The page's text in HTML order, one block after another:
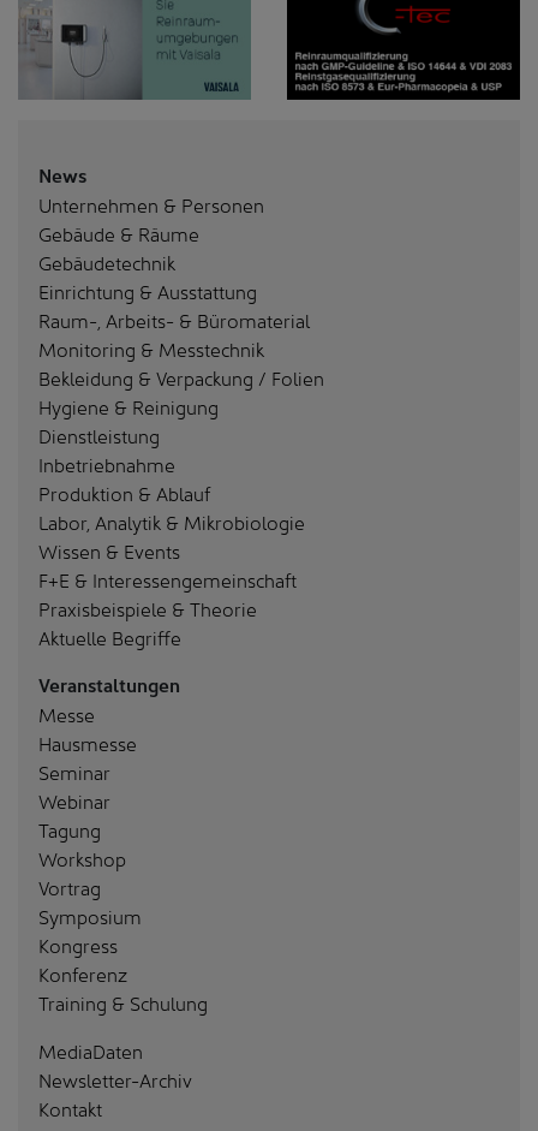
News
Unternehmen & Personen
Gebäude & Räume
Gebäudetechnik
Einrichtung & Ausstattung
Raum-, Arbeits- & Büromaterial
Monitoring & Messtechnik
Bekleidung & Verpackung / Folien
Hygiene & Reinigung
Dienstleistung
Inbetriebnahme
Produktion & Ablauf
Labor, Analytik & Mikrobiologie
Wissen & Events
F+E & Interessengemeinschaft
Praxisbeispiele & Theorie
Aktuelle Begriffe
Veranstaltungen
Messe
Hausmesse
Seminar
Webinar
Tagung
Workshop
Vortrag
Symposium
Kongress
Konferenz
Training & Schulung
MediaDaten
Newsletter-Archiv
Kontakt